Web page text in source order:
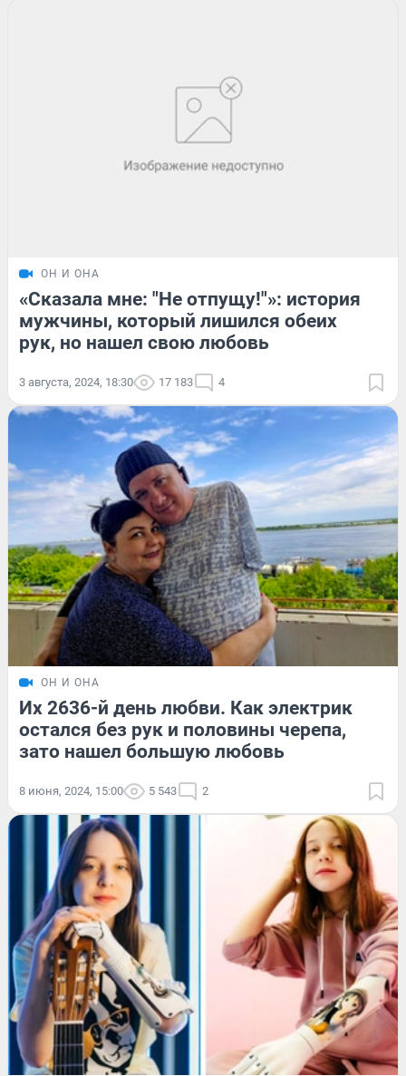
ОН И ОНА
«Сказала мне: "Не отпущу!"»: история
мужчины, который лишился обеих
рук, но нашел свою любовь
3 августа, 2024, 18:30 17 183 4
ОН И ОНА
Их 2636-й день любви. Как электрик
остался без рук и половины черепа,
зато нашел большую любовь
8 июня, 2024, 15:00 5 543 2